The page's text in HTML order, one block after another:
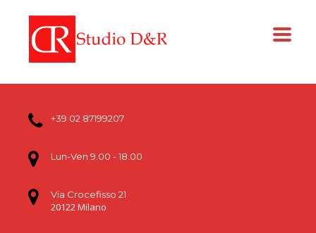
+39 02 87199207
Lun-Ven 9.00 - 18.00
Via Crocefisso 21
20122 Milano